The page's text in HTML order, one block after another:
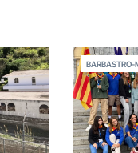
BARBASTRO-